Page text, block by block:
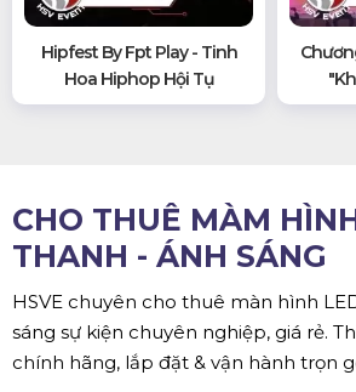
Hipfest By Fpt Play - Tinh
Hoa Hiphop Hội Tụ
CHO THUÊ MÀM
THANH - ÁNH SÁNG
HSVE chuyên cho thuê màn hình
sáng sự kiện chuyên nghiệp, giá rẻ.
chính hãng, lắp đặt & vận hành trọn